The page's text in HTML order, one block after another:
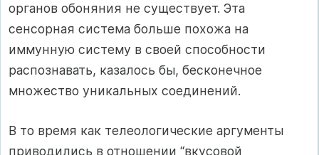
органов обоняния не существует. Эта
сенсорная система больше похожа на
иммунную систему в своей способности
распознавать, казалось бы, бесконечное
множество уникальных соединений.
В то время как телеологические аргументы
приводились в отношении “вкусовой